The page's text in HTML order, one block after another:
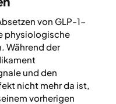
von GLP-1-
physiologische
Während der
und den
nicht mehr da ist,
vorherigen